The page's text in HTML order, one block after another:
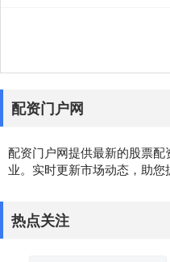
配资门户网
配资门户网提供最新的股票
业。实时更新市场动态，助您
热点关注